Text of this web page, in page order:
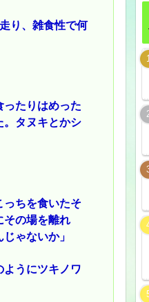
り、雑食性で何
ったりはめった
。タヌキとかシ
っちを食いたそ
その場を離れ
ゃないか」
うにツキノワ